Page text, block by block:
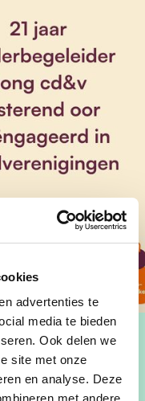
advertenties te
media te bieden
Ook delen we
site met onze
en analyse. Deze
met andere